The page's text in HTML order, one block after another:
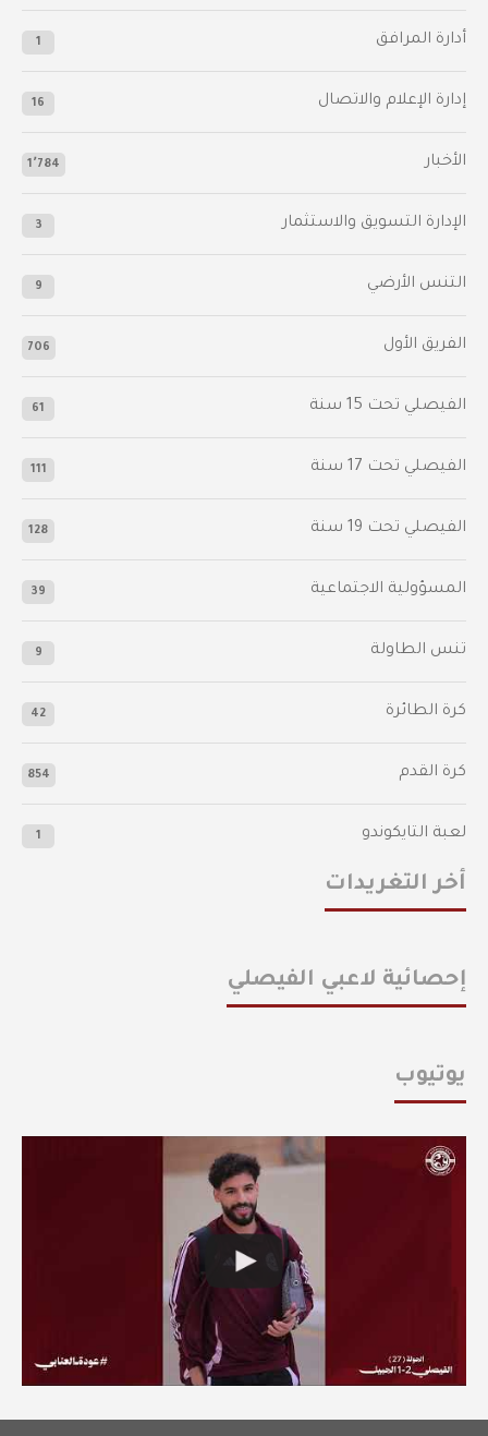
أدارة المرافق 1
إدارة الإعلام والاتصال 16
الأخبار 1٬784
الإدارة التسويق والاستثمار 3
التنس الأرضي 9
الفريق الأول 706
الفيصلي‬⁩ تحت 15 سنة 61
‫الفيصلي‬⁩ تحت 17 سنة 111
الفيصلي‬⁩ تحت 19 سنة 128
المسؤولية الاجتماعية 39
تنس الطاولة 9
كرة الطائرة 42
كرة القدم 854
لعبة التايكوندو 1
أخر التغريدات
إحصائية لاعبي الفيصلي
يوتيوب